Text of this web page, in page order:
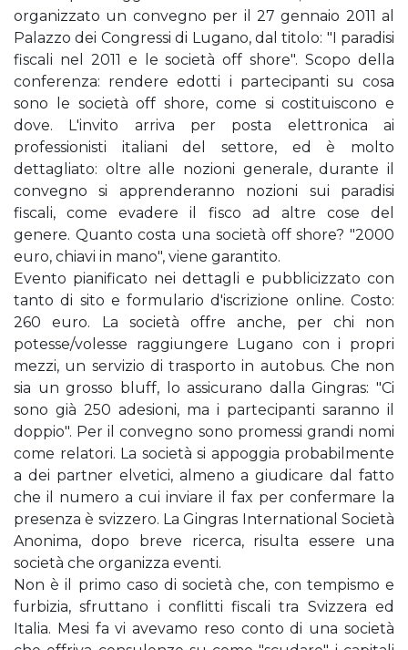
organizzato un convegno per il 27 gennaio 2011 al
Palazzo dei Congressi di Lugano, dal titolo: "I paradisi
fiscali nel 2011 e le società off shore". Scopo della
conferenza: rendere edotti i partecipanti su cosa
sono le società off shore, come si costituiscono e
dove. L'invito arriva per posta elettronica ai
professionisti italiani del settore, ed è molto
dettagliato: oltre alle nozioni generale, durante il
convegno si apprenderanno nozioni sui paradisi
fiscali, come evadere il fisco ad altre cose del
genere. Quanto costa una società off shore? "2000
euro, chiavi in mano", viene garantito.
Evento pianificato nei dettagli e pubblicizzato con
tanto di sito e formulario d'iscrizione online. Costo:
260 euro. La società offre anche, per chi non
potesse/volesse raggiungere Lugano con i propri
mezzi, un servizio di trasporto in autobus. Che non
sia un grosso bluff, lo assicurano dalla Gingras: "Ci
sono già 250 adesioni, ma i partecipanti saranno il
doppio". Per il convegno sono promessi grandi nomi
come relatori. La società si appoggia probabilmente
a dei partner elvetici, almeno a giudicare dal fatto
che il numero a cui inviare il fax per confermare la
presenza è svizzero. La Gingras International Società
Anonima, dopo breve ricerca, risulta essere una
società che organizza eventi.
Non è il primo caso di società che, con tempismo e
furbizia, sfruttano i conflitti fiscali tra Svizzera ed
Italia. Mesi fa vi avevamo reso conto di una società